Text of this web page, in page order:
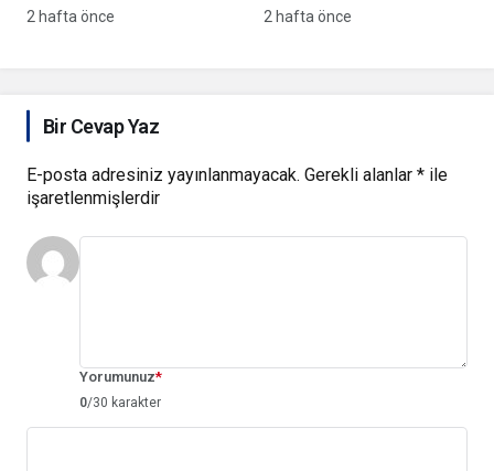
Uyarıda Bulundu
2 hafta önce
dönem başlıyor
2 hafta önce
Bir Cevap Yaz
E-posta adresiniz yayınlanmayacak. Gerekli alanlar * ile
işaretlenmişlerdir
Yorumunuz*
0/30 karakter